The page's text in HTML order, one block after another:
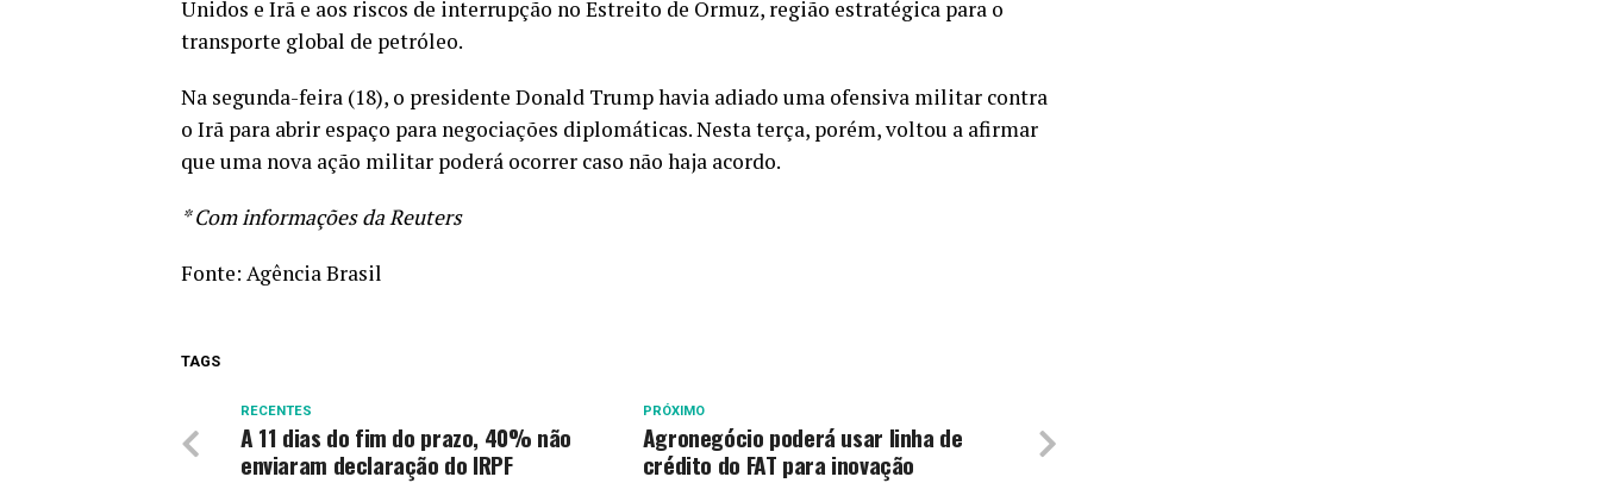
Unidos e Irã e aos riscos de interrupção no Estreito de Ormuz, região estratégica para o
transporte global de petróleo.
Na segunda-feira (18), o presidente Donald Trump havia adiado uma ofensiva militar contra
o Irã para abrir espaço para negociações diplomáticas. Nesta terça, porém, voltou a afirmar
que uma nova ação militar poderá ocorrer caso não haja acordo.
* Com informações da Reuters
Fonte: Agência Brasil
TAGS
PRÓXIMO
Agronegócio poderá usar linha de
crédito do FAT para inovação
RECENTES
A 11 dias do fim do prazo, 40% não
enviaram declaração do IRPF